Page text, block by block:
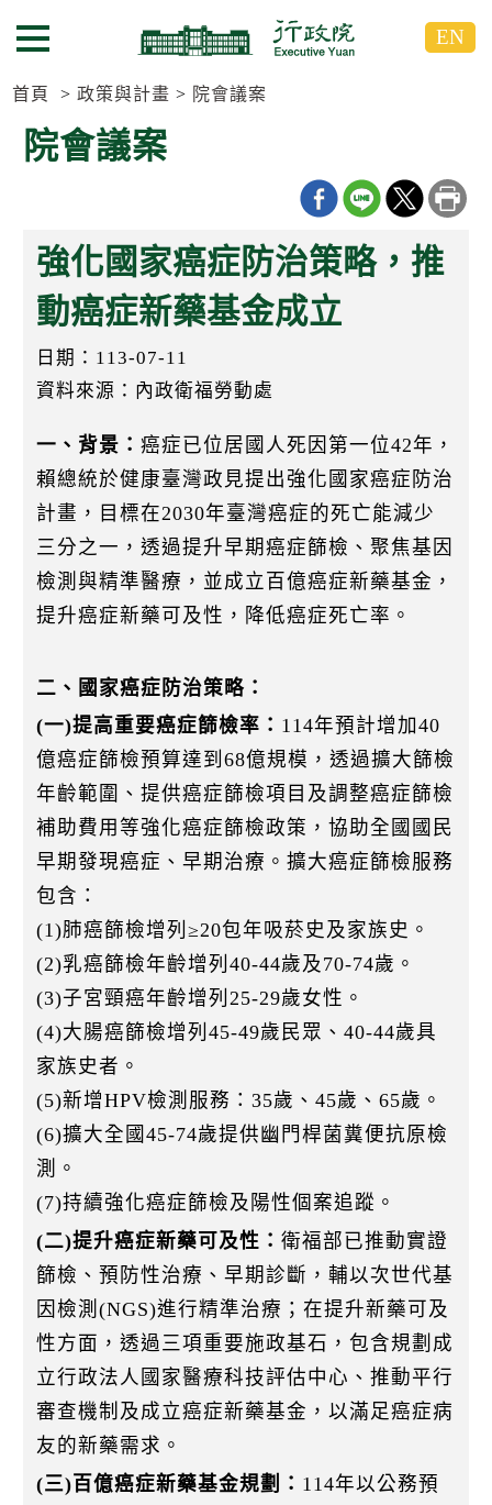
到
要
到
要
選單按鈕 EN
首頁 政策與計畫 院會議案
院會議案
強化國家癌症防治策略，推
動癌症新藥基金成立
日期：113-07-11
資料來源：內政衛福勞動處
一、背景：癌症已位居國人死因第一位42年，
賴總統於健康臺灣政見提出強化國家癌症防治
計畫，目標在2030年臺灣癌症的死亡能減少
三分之一，透過提升早期癌症篩檢、聚焦基因
檢測與精準醫療，並成立百億癌症新藥基金，
提升癌症新藥可及性，降低癌症死亡率。
二、國家癌症防治策略：
(一)提高重要癌症篩檢率： 114年預計增加40
億癌症篩檢預算達到68億規模，透過擴大篩檢
年齡範圍、提供癌症篩檢項目及調整癌症篩檢
補助費用等強化癌症篩檢政策，協助全國國民
早期發現癌症、早期治療。擴大癌症篩檢服務
包含：
(1)肺癌篩檢增列≥20包年吸菸史及家族史。
(2)乳癌篩檢年齡增列40-44歲及70-74歲。
(3)子宮頸癌年齡增列25-29歲女性。
(4)大腸癌篩檢增列45-49歲民眾、40-44歲具
家族史者。
(5)新增HPV檢測服務：35歲、45歲、65歲。
(6)擴大全國45-74歲提供幽門桿菌糞便抗原檢
測。
(7)持續強化癌症篩檢及陽性個案追蹤。
(二)提升癌症新藥可及性：衛福部已推動實證
篩檢、預防性治療、早期診斷，輔以次世代基
因檢測(NGS)進行精準治療；在提升新藥可及
性方面，透過三項重要施政基石，包含規劃成
立行政法人國家醫療科技評估中心、推動平行
審查機制及成立癌症新藥基金，以滿足癌症病
友的新藥需求。
(三)百億癌症新藥基金規劃： 114年以公務預